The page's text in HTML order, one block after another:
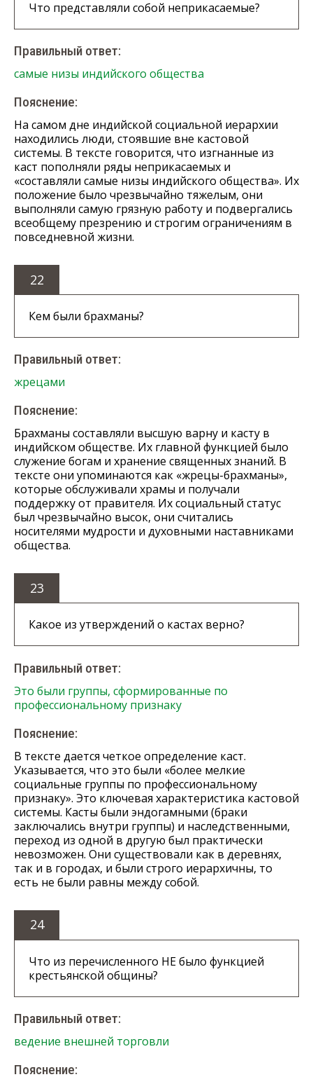
Что представляли собой неприкасаемые?
Правильный ответ:
самые низы индийского общества
Пояснение:
На самом дне индийской социальной иерархии
находились люди, стоявшие вне кастовой
системы. В тексте говорится, что изгнанные из
каст пополняли ряды неприкасаемых и
«составляли самые низы индийского общества». Их
положение было чрезвычайно тяжелым, они
выполняли самую грязную работу и подвергались
всеобщему презрению и строгим ограничениям в
повседневной жизни.
22
Кем были брахманы?
Правильный ответ:
жрецами
Пояснение:
Брахманы составляли высшую варну и касту в
индийском обществе. Их главной функцией было
служение богам и хранение священных знаний. В
тексте они упоминаются как «жрецы-брахманы»,
которые обслуживали храмы и получали
поддержку от правителя. Их социальный статус
был чрезвычайно высок, они считались
носителями мудрости и духовными наставниками
общества.
23
Какое из утверждений о кастах верно?
Правильный ответ:
Это были группы, сформированные по
профессиональному признаку
Пояснение:
В тексте дается четкое определение каст.
Указывается, что это были «более мелкие
социальные группы по профессиональному
признаку». Это ключевая характеристика кастовой
системы. Касты были эндогамными (браки
заключались внутри группы) и наследственными,
переход из одной в другую был практически
невозможен. Они существовали как в деревнях,
так и в городах, и были строго иерархичны, то
есть не были равны между собой.
24
Что из перечисленного НЕ было функцией
крестьянской общины?
Правильный ответ:
ведение внешней торговли
Пояснение: